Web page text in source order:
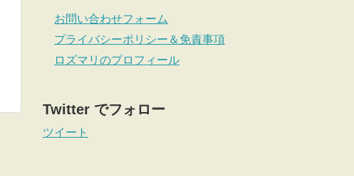
お問い合わせフォーム
プライバシーポリシー＆免責事項
ロズマリのプロフィール
Twitter でフォロー
ツイート